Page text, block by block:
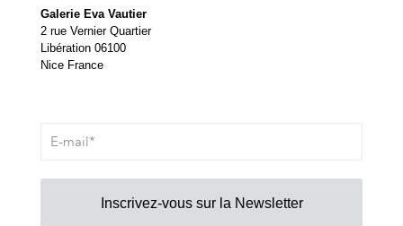
Galerie Eva Vautier
2 rue Vernier Quartier
Libération 06100
Nice France
Inscrivez-vous sur la Newsletter